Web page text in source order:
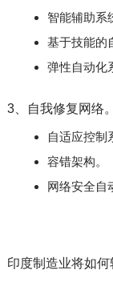
智能辅助系
基于技能的
弹性自动化
3、自我修复网络。
自适应控制
容错架构。
网络安全自
印度制造业将如何